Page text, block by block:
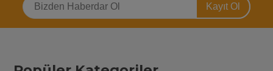
değişim göstermektedir.
Kayıt Ol